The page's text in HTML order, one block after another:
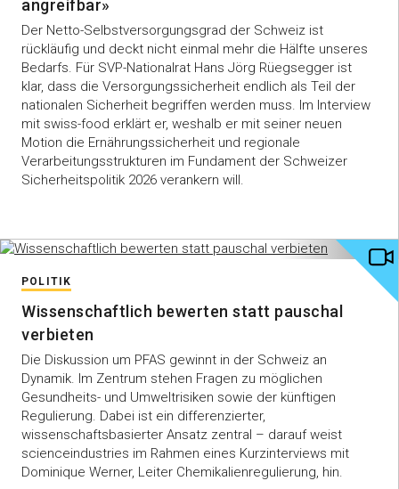
angreifbar»
Der Netto-Selbstversorgungsgrad der Schweiz ist
rückläufig und deckt nicht einmal mehr die Hälfte unseres
Bedarfs. Für SVP-Nationalrat Hans Jörg Rüegsegger ist
klar, dass die Versorgungssicherheit endlich als Teil der
nationalen Sicherheit begriffen werden muss. Im Interview
mit swiss-food erklärt er, weshalb er mit seiner neuen
Motion die Ernährungssicherheit und regionale
Verarbeitungsstrukturen im Fundament der Schweizer
Sicherheitspolitik 2026 verankern will.
POLITIK
Wissenschaftlich bewerten statt pauschal
verbieten
Die Diskussion um PFAS gewinnt in der Schweiz an
Dynamik. Im Zentrum stehen Fragen zu möglichen
Gesundheits- und Umweltrisiken sowie der künftigen
Regulierung. Dabei ist ein differenzierter,
wissenschaftsbasierter Ansatz zentral – darauf weist
scienceindustries im Rahmen eines Kurzinterviews mit
Dominique Werner, Leiter Chemikalienregulierung, hin.